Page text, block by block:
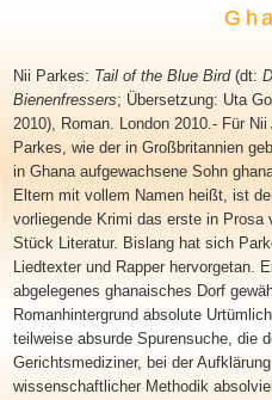
Nii Parkes: Tail of the Blue Bird(dt:
Bienenfressers; Übersetzung: Uta
2010), Roman. London 2010.- Für Nii
Parkes, wie der in Großbritannien
in Ghana aufgewachsene Sohn
Eltern mit vollem Namen heißt, ist
vorliegende Krimi das erste in Prosa
Stück Literatur. Bislang hat sich
Liedtexter und Rapper hervorgetan.
abgelegenes ghanaisches Dorf
Romanhintergrund absolute
teilweise absurde Spurensuche, die
Gerichtsmediziner, bei der
wissenschaftlicher Methodik